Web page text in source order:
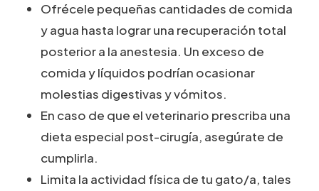
Ofrécele pequeñas cantidades de comida
y agua hasta lograr una recuperación total
posterior a la anestesia. Un exceso de
comida y líquidos podrían ocasionar
molestias digestivas y vómitos.
En caso de que el veterinario prescriba una
dieta especial post-cirugía, asegúrate de
cumplirla.
Limita la actividad física de tu gato/a, tales